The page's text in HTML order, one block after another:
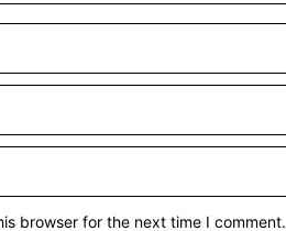
browser for the next time I comment.